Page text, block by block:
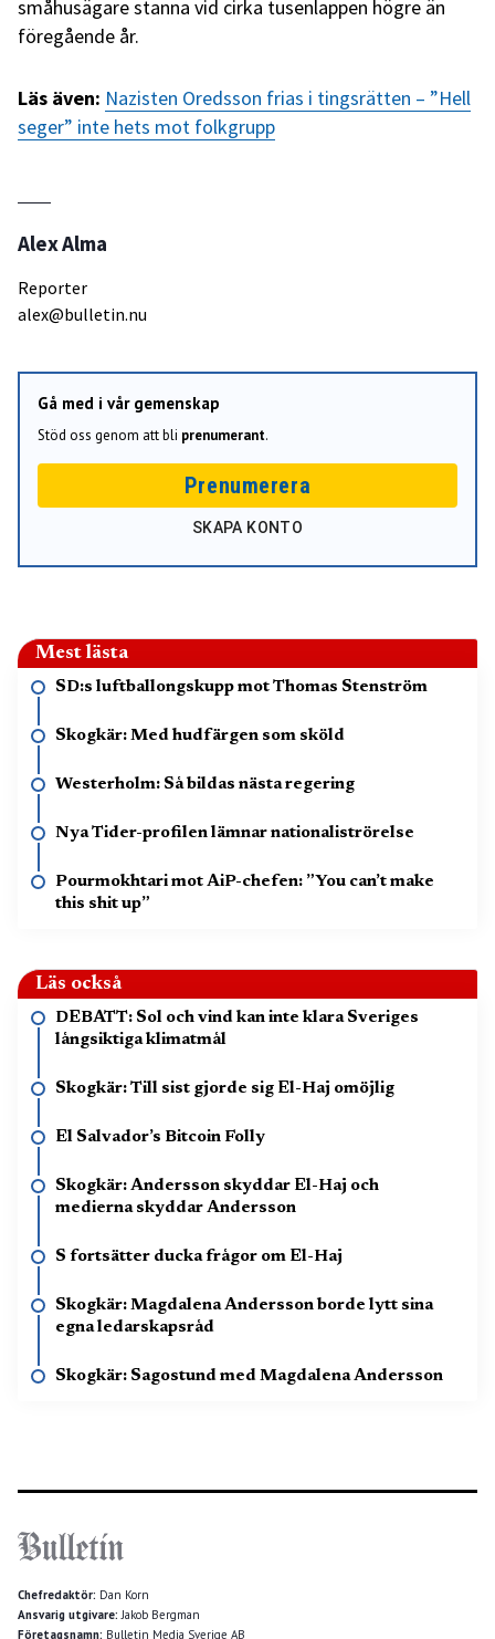
småhusägare stanna vid cirka tusenlappen högre än
föregående år.
Läs även: Nazisten Oredsson frias i tingsrätten – ”Hell
seger” inte hets mot folkgrupp
Alex Alma
Reporter
alex@bulletin.nu
Gå med i vår gemenskap
Stöd oss genom att bli prenumerant.
Prenumerera
SKAPA KONTO
Mest lästa
SD:s luftballongskupp mot Thomas Stenström
Skogkär: Med hudfärgen som sköld
Westerholm: Så bildas nästa regering
Nya Tider-profilen lämnar nationaliströrelse
Pourmokhtari mot AiP-chefen: ”You can’t make
this shit up”
Läs också
DEBATT: Sol och vind kan inte klara Sveriges
långsiktiga klimatmål
Skogkär: Till sist gjorde sig El-Haj omöjlig
El Salvador’s Bitcoin Folly
Skogkär: Andersson skyddar El-Haj och
medierna skyddar Andersson
S fortsätter ducka frågor om El-Haj
Skogkär: Magdalena Andersson borde lytt sina
egna ledarskapsråd
Skogkär: Sagostund med Magdalena Andersson
Chefredaktör: Dan Korn
Ansvarig utgivare:Jakob Bergman
Företagsnamn: Bulletin Media Sverige AB